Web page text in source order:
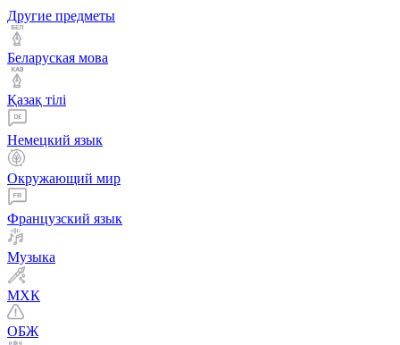
Другие предметы
Беларуская мова
Қазақ тiлi
Немецкий язык
Окружающий мир
Французский язык
Музыка
МХК
ОБЖ